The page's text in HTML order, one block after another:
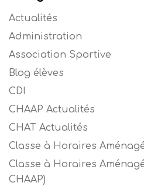
Actualités
Administration
Association Sportive
Blog élèves
CDI
CHAAP Actualités
CHAT Actualités
Classe à Horaires
Classe à Horaires
CHAAP)